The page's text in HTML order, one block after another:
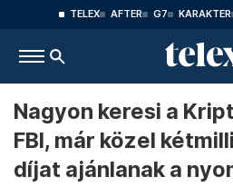
TELEX AFTER G7 KARAKTER
Nagyon keresi a
FBI, már közel
díjat ajánlanak a